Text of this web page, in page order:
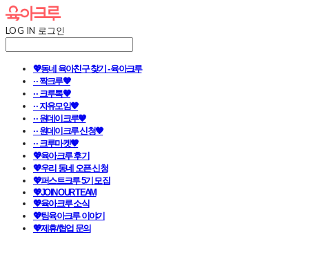
LOG IN 로그인
💖동네 육아친구 찾기 - 육아크루
· · 짝크루🧡
· · 크루톡🧡
· · 자유모임🧡
· · 원데이크루🧡
· · 원데이크루 신청🧡
· · 크루마켓🧡
💖육아크루 후기
💖우리 동네 오픈 신청
💖퍼스트크루 5기 모집
💖JOIN OUR TEAM
💖육아크루 소식
💖팀육아크루 이야기
💖제휴/협업 문의